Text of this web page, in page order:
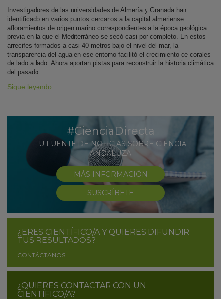
Investigadores de las universidades de Almería y Granada han
identificado en varios puntos cercanos a la capital almeriense
afloramientos de origen marino correspondientes a la época geológica
previa en la que el Mediterráneo se secó casi por completo. En estos
arrecifes formados a casi 40 metros bajo el nivel del mar, la
transparencia del agua en ese entorno facilitó el crecimiento de corales
de lado a lado. Ahora aportan pistas para reconstruir la historia climática
del pasado.
Sigue leyendo
#CienciaDirecta
TU FUENTE DE NOTICIAS SOBRE CIENCIA
ANDALUZA
MÁS INFORMACIÓN
SUSCRÍBETE
¿ERES CIENTÍFICO/A Y QUIERES DIFUNDIR
TUS RESULTADOS?
CONTÁCTANOS
¿QUIERES CONTACTAR CON UN
CIENTÍFICO/A?